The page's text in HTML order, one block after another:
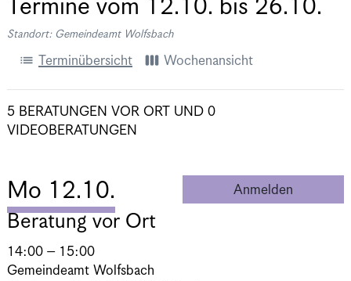
Termine vom 12.10. bis 26.10.
Standort: Gemeindeamt Wolfsbach
list Terminübersicht view_week Wochenansicht
5 BERATUNGEN VOR ORT UND 0
VIDEOBERATUNGEN
Mo 12.10. Anmelden
Beratung vor Ort
14:00 – 15:00
Gemeindeamt Wolfsbach